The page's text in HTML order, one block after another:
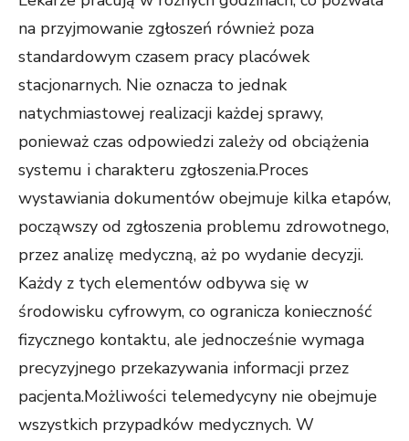
na przyjmowanie zgłoszeń również poza
standardowym czasem pracy placówek
stacjonarnych. Nie oznacza to jednak
natychmiastowej realizacji każdej sprawy,
ponieważ czas odpowiedzi zależy od obciążenia
systemu i charakteru zgłoszenia.Proces
wystawiania dokumentów obejmuje kilka etapów,
począwszy od zgłoszenia problemu zdrowotnego,
przez analizę medyczną, aż po wydanie decyzji.
Każdy z tych elementów odbywa się w
środowisku cyfrowym, co ogranicza konieczność
fizycznego kontaktu, ale jednocześnie wymaga
precyzyjnego przekazywania informacji przez
pacjenta.Możliwości telemedycyny nie obejmuje
wszystkich przypadków medycznych. W